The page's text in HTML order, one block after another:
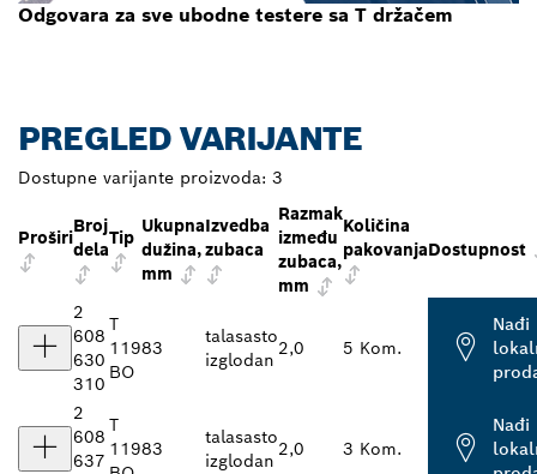
Odgovara za sve ubodne testere sa T držačem
PREGLED VARIJANTE
Dostupne varijante proizvoda: 3
Proširi
Broj
dela
Tip
Ukupna
dužina,
mm
Izvedba
zubaca
Razmak
između
zubaca,
mm
Količina
pakovanjaDostupnost
2
608
630
310
T
119
BO
83
talasasto
izglodan
2,0 5 Kom.
Nađi
2
608
637
T
11983
talasasto
izglodan
2,0 3 Kom.
Nađi